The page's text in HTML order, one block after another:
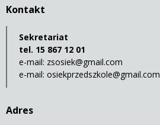
Kontakt
Sekretariat
tel. 15 867 12 01
e-mail: zsosiek@gmail.com
e-mail: osiekprzedszkole@gmail.com
Adres